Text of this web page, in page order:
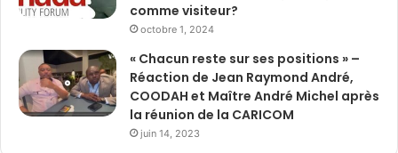
comme visiteur?
octobre 1, 2024
« Chacun reste sur ses positions » –
Réaction de Jean Raymond André,
COODAH et Maître André Michel après
la réunion de la CARICOM
juin 14, 2023